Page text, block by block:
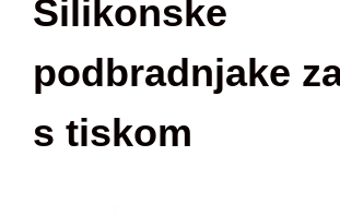
Silikonske
podbradnjake
s tiskom